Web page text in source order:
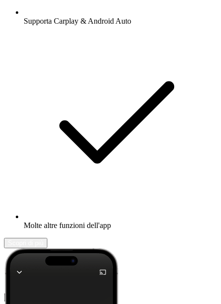
Supporta Carplay & Android Auto
Molte altre funzioni dell'app